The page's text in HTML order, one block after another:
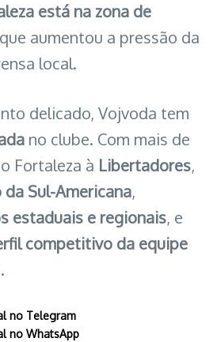
está na zona de
aumentou a pressão da
local.
delicado, Vojvoda tem
no clube. Com mais de
Fortaleza à Libertadores,
Sul-Americana,
estaduais e regionais, e
competitivo da equipe
no Telegram
no WhatsApp